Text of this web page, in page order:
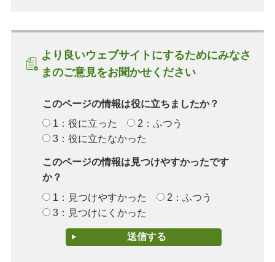
より良いウェブサイトにするためにみなさ
まのご意見をお聞かせください
このページの情報は役に立ちましたか？
1：役に立った
2：ふつう
3：役に立たなかった
このページの情報は見つけやすかったです
か？
1：見つけやすかった
2：ふつう
3：見つけにくかった